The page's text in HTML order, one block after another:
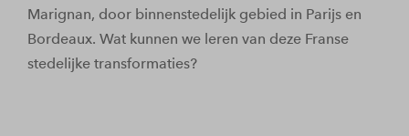
Marignan, door binnenstedelijk gebied in Parijs en
Bordeaux. Wat kunnen we leren van deze Franse
stedelijke transformaties?